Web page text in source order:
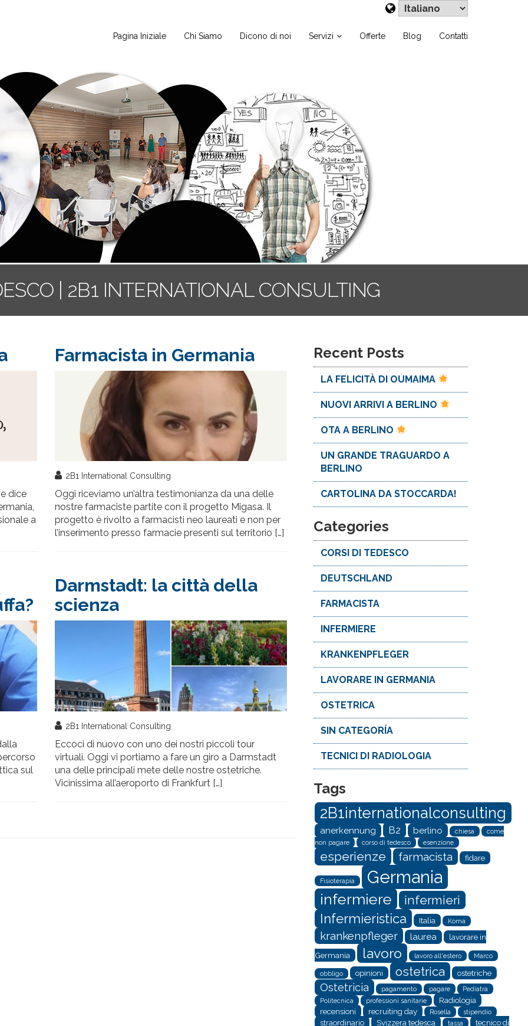
una
Pagina Iniziale Chi Siamo Dicono di noi Servizi Offerte Blog Contatti
| 2B1 INTERNATIONAL CONSULTING
dice
a
Farmacista in Germania
2B1 International Consulting
Oggi riceviamo un’altra testimonianza da una delle
nostre farmaciste partite con il progetto Migasa. Il
progetto è rivolto a farmacisti neo laureati e non per
l’inserimento presso farmacie presenti sul territorio […]
sul
Darmstadt: la città della
scienza
2B1 International Consulting
Eccoci di nuovo con uno dei nostri piccoli tour
virtuali. Oggi vi portiamo a fare un giro a Darmstadt
una delle principali mete delle nostre ostetriche.
Vicinissima all’aeroporto di Frankfurt […]
Recent Posts
LA FELICITÀ DI OUMAIMA
NUOVI ARRIVI A BERLINO
OTA A BERLINO
UN GRANDE TRAGUARDO A
BERLINO
CARTOLINA DA STOCCARDA!
Categories
CORSI DI TEDESCO
DEUTSCHLAND
FARMACISTA
INFERMIERE
KRANKENPFLEGER
LAVORARE IN GERMANIA
OSTETRICA
SIN CATEGORÍA
TECNICI DI RADIOLOGIA
Tags
2B1internationalconsulting
anerkennung B2 berlino chiesa
come
non pagare
corso di tedesco esenzione
esperienze farmacista fidare
Fisioterapia Germania
infermiere infermieri
Infermieristica Italia Koma
krankenpfleger laurea
lavorare in
Germania
lavoro lavoro all'estero Marco
obbligo opinioni ostetrica ostetriche
Ostetricia pagamento pagare
Pediatra
Politecnica
professioni sanitarie
Radiologia
recensioni
recruiting day Rosella stipendio
straordinario Svizzera tedesca tassa
tecnico di